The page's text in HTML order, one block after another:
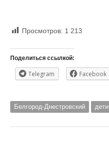
Просмотров: 1 213
Поделиться ссылкой:
Telegram Facebook
Белгород-Днестровский дети